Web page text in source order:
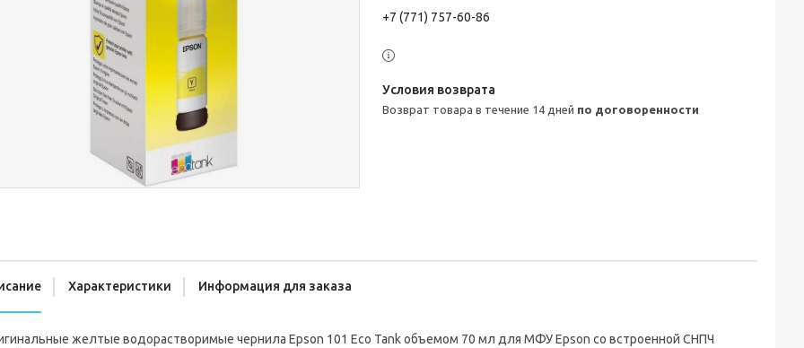
+7 (771) 757-60-86
возврат товара в течение 14 дней по договоренности
Характеристики Информация для заказа
желтые водорастворимые чернила Epson 101 Eco Tank объемом 70 мл для МФУ Epson со встроенной СНПЧ